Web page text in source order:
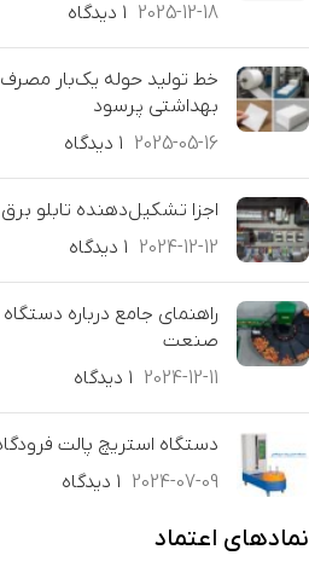
2025-12-18 ۱ دیدگاه
خط تولید حوله یک‌بار
بهداشتی پرسود
2025-05-16 ۱ دیدگاه
اجزا تشکیل‌دهنده تابلو
2024-12-12 ۱ دیدگاه
راهنمای جامع درباره
صنعت
2024-12-11 ۱ دیدگاه
دستگاه استریچ پالت
2024-07-09 ۱ دیدگاه
نمادهای اعتماد